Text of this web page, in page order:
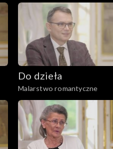
Do dzieła
Malarstwo romantyczne